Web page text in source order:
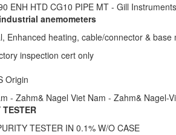
ENH HTD CG10 PIPE MT - Gill Instruments
anemometers
Enhanced heating, cable/connector &
inspection cert only
Origin
- Zahm& Nagel Viet Nam - Zahm& Nagel-
TESTER
TESTER IN 0.1% W/O CASE